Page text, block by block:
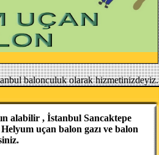
balonculuk olarak hizmetinizdeyiz.
alabilir , İstanbul Sancaktepe
uçan balon gazı ve balon